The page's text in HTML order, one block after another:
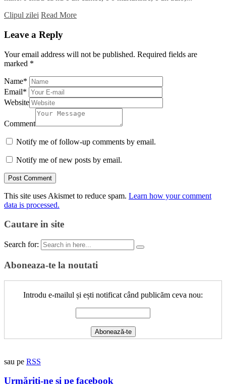
Clipul zilei Read More
Leave a Reply
Your email address will not be published. Required fields are
marked *
Name*
Email*
Website
Comment
Notify me of follow-up comments by email.
Notify me of new posts by email.
This site uses Akismet to reduce spam. Learn how your comment
data is processed.
Cautare in site
Search for:
Aboneaza-te la noutati
Introdu e-mailul și ești notificat când publicăm ceva nou:
sau pe RSS
Urmăriți-ne și pe facebook